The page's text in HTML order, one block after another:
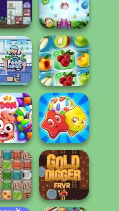
Words Word Search
Earth 2 Merge Defense
Empire
Inc.
Fruit Connect 2
Candy Riddles